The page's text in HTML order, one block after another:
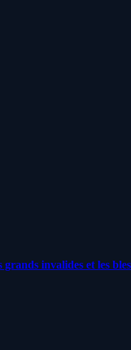
invalides et les